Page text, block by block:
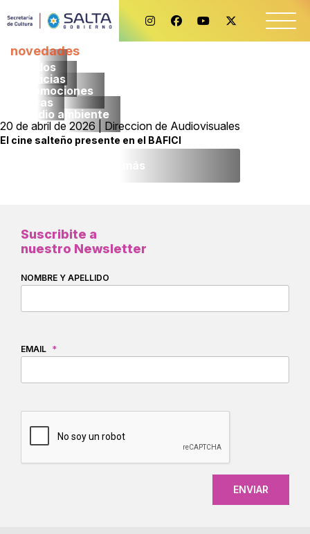
novedades
Todos
noticias
promociones
obras
medio ambiente
20 de abril de 2026 | Direccion de Audiovisuales
El cine salteño presente en el BAFICI
Leer más
Suscribite a
nuestro Newsletter
NOMBRE Y APELLIDO
EMAIL *